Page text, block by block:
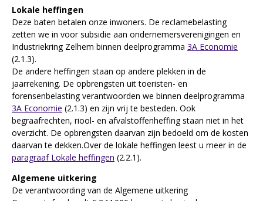
Lokale heffingen
Deze baten betalen onze inwoners. De reclamebelasting
zetten we in voor subsidie aan ondernemersverenigingen en
Industriekring Zelhem binnen deelprogramma 3A Economie
(2.1.3).
De andere heffingen staan op andere plekken in de
jaarrekening. De opbrengsten uit toeristen- en
forensenbelasting verantwoorden we binnen deelprogramma
3A Economie (2.1.3) en zijn vrij te besteden. Ook
begraafrechten, riool- en afvalstoffenheffing staan niet in het
overzicht. De opbrengsten daarvan zijn bedoeld om de kosten
daarvan te dekken.Over de lokale heffingen leest u meer in de
paragraaf Lokale heffingen (2.2.1).
Algemene uitkering
De verantwoording van de Algemene uitkering